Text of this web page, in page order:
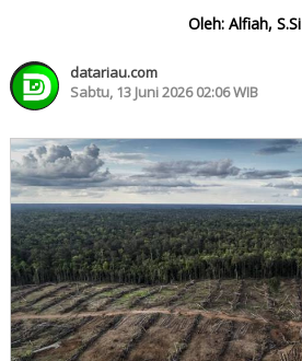
Oleh: Alfiah, S.Si
datariau.com
Sabtu, 13 Juni 2026 02:06 WIB